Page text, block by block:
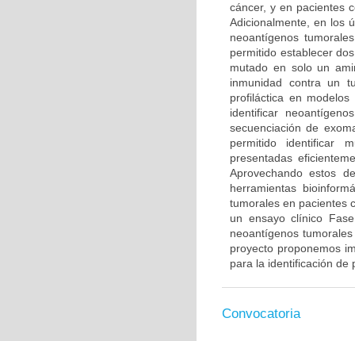
cáncer, y en pacientes
Adicionalmente, en los
neoantígenos
permitido establecer
mutado en solo un
inmunidad contra un
profiláctica en
identificar
secuenciación de
permitido identificar
presentadas
Aprovechando estos
herramientas
tumorales en pacientes
un ensayo clínico
neoantígenos
proyecto proponemos
para la identificación de
Convocatoria